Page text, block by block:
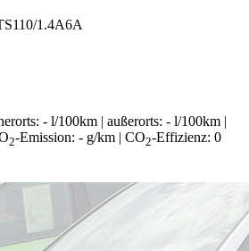
1.4A6A
- l/100km | außerorts: - l/100km |
2-Emission: - g/km | CO2-Effizienz: 0